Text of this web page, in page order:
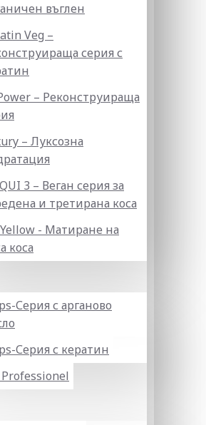
въглен
Veg –
серия с
– Реконструираща
– Луксозна
3 – Веган серия за
и третирана коса
- Матиране на
коса
Серия с арганово
Серия с кератин
Professionel